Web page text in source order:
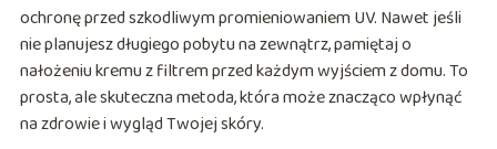
ochronę przed szkodliwym promieniowaniem UV. Nawet jeśli
nie planujesz długiego pobytu na zewnątrz, pamiętaj o
nałożeniu kremu z filtrem przed każdym wyjściem z domu. To
prosta, ale skuteczna metoda, która może znacząco wpłynąć
na zdrowie i wygląd Twojej skóry.